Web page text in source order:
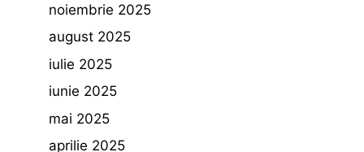
noiembrie 2025
august 2025
iulie 2025
iunie 2025
mai 2025
aprilie 2025